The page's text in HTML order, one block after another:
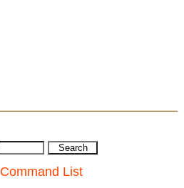
Command List